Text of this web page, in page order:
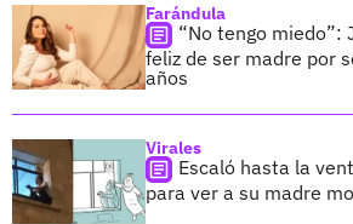
Farándula
“No tengo miedo”:
feliz de ser madre por
años
Virales
Escaló hasta la
para ver a su madre